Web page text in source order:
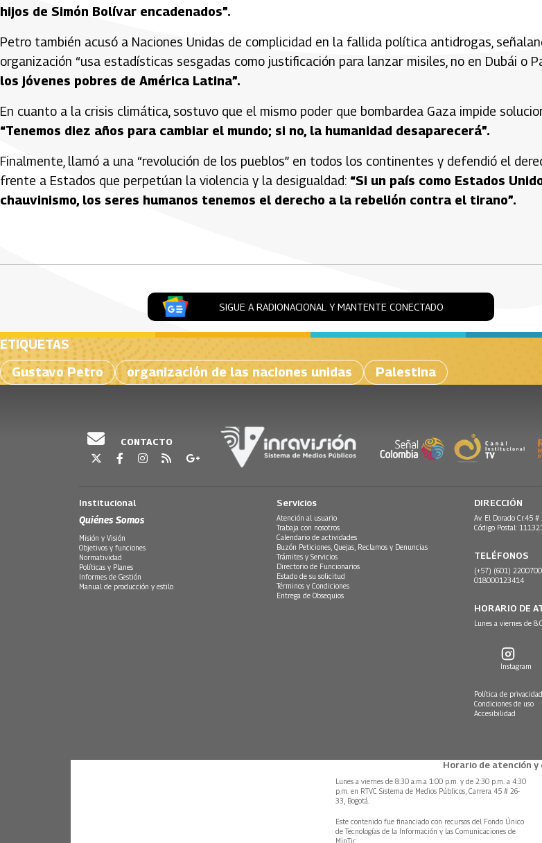
hijos de Simón Bolívar encadenados”.
Petro también acusó a Naciones Unidas de complicidad en la fallida política antidrogas,
organización “usa estadísticas sesgadas como justificación para lanzar misiles, no en Dubái o
los jóvenes pobres de América Latina”.
En cuanto a la crisis climática, sostuvo que el mismo poder que bombardea Gaza impide
“Tenemos diez años para cambiar el mundo; si no, la humanidad desaparecerá”.
Finalmente, llamó a una “revolución de los pueblos” en todos los continentes y defendió el
frente a Estados que perpetúan la violencia y la desigualdad: “Si un país como Estados
chauvinismo, los seres humanos tenemos el derecho a la rebelión contra el tirano”.
SIGUE A RADIONACIONAL Y MANTENTE CONECTADO
ETIQUETAS
Gustavo Petro
organización de las naciones unidas Palestina
CONTACTO
Institucional
Quiénes Somos
Misión y Visión
Objetivos y funciones
Normatividad
Políticas y Planes
Informes de Gestión
Manual de producción y estilo
Servicios
Atención al usuario
Trabaja con nosotros
Calendario de actividades
Buzón Peticiones, Quejas, Reclamos y Denuncias
Trámites y Servicios
Directorio de Funcionarios
Estado de su solicitud
Términos y Condiciones
Entrega de Obsequios
DIRECCIÓN
Av. El Dorado Cr.45 #
Código Postal: 111321
TELÉFONOS
(+57) (601)
018000123414
HORARIO DE
Lunes a viernes de
Instagram
Política de
Condiciones de uso
Accesibilidad
Horario de atención
Lunes a viernes de 8:30 a.m.a 1:00 p.m. y de 2:30 p.m. a 4:30
p.m. en RTVC Sistema de Medios Públicos, Carrera 45 # 26-
33, Bogotá.
Este contenido fue financiado con recursos del Fondo Único
de Tecnologías de la Información y las Comunicaciones de
MinTic.